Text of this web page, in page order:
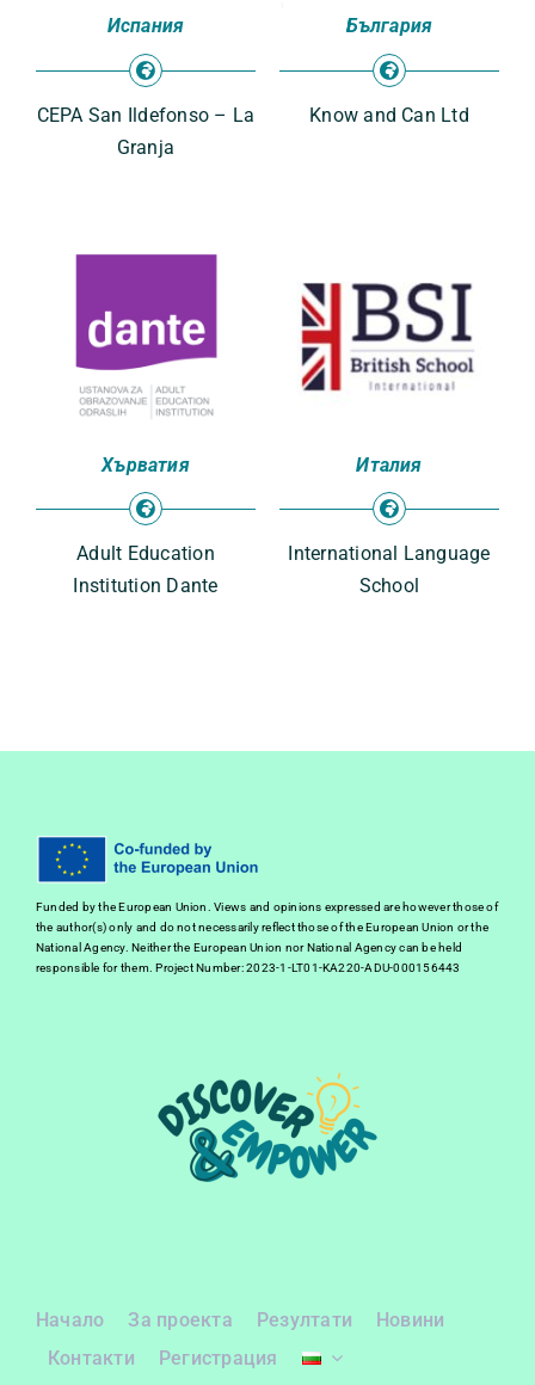
Испания
CEPA San Ildefonso – La
Granja
България
Know and Can Ltd
Хърватия
Adult Education
Institution Dante
Италия
International Language
School
Funded by the European Union. Views and opinions expressed are however those of
the author(s) only and do not necessarily reflect those of the European Union or the
National Agency. Neither the European Union nor National Agency can be held
responsible for them. Project Number: 2023-1-LT01-KA220-ADU-000156443
Начало За проекта Резултати
Новини
Контакти
Регистрация